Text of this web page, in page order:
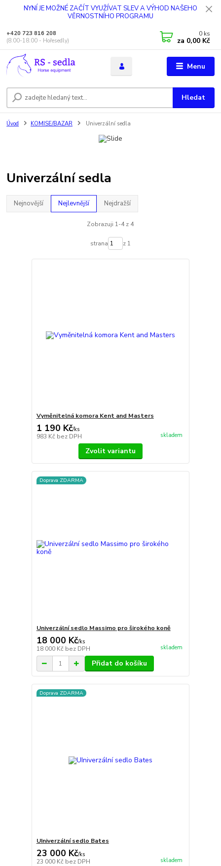
NYNÍ JE MOŽNÉ ZAČÍT VYUŽÍVAT SLEV A VÝHOD NAŠEHO
VĚRNOSTNÍHO PROGRAMU
Menu
Hledat
+420 723 816 208
(8.00-18.00 - Hořesedly)
0 ks
za 0,00 Kč
Úvod KOMISE/BAZAR Univerzální sedla
Univerzální sedla
Nejnovější Nejlevnější Nejdražší
Zobrazuji 1-4 z 4
strana z 1
Vyměnitelná komora Kent and Masters
1 190 Kč/ks
983 Kč bez DPH skladem
Zvolit variantu
Doprava ZDARMA
Univerzální sedlo Massimo pro širokého koně
18 000 Kč/ks
18 000 Kč bez DPH skladem
Přidat do košíku
Doprava ZDARMA
UIniverzální sedlo Bates
23 000 Kč/ks
23 000 Kč bez DPH skladem